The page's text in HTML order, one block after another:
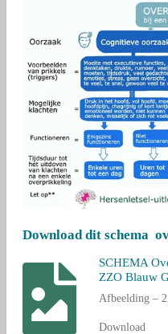
Download dit schema
SCHEMA
ZZO Blauw
Afbeelding –
Download